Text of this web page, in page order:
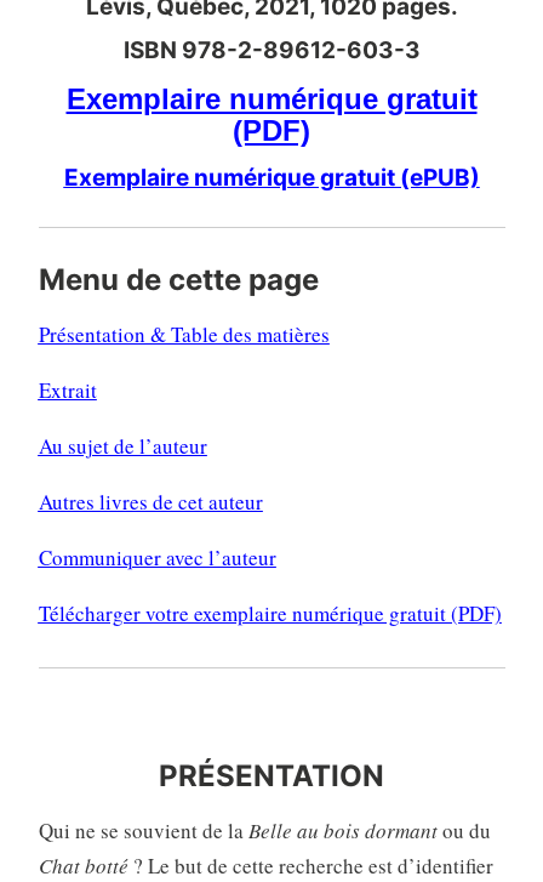
Lévis, Québec, 2021, 1020 pages.
ISBN 978-2-89612-603-3
Exemplaire numérique gratuit
(PDF)
Exemplaire numérique gratuit (ePUB)
Menu de cette page
Présentation & Table des matières
Extrait
Au sujet de l’auteur
Autres livres de cet auteur
Communiquer avec l’auteur
Télécharger votre exemplaire numérique gratuit (PDF)
PRÉSENTATION
Qui ne se souvient de laBelle au bois dormantou du
Chat botté? Le but de cette recherche est d’identifier